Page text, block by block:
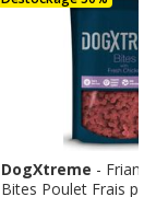
DogXtreme -
Bites Poulet Frais